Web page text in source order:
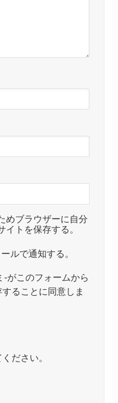
めブラウザーに自分
トを保存する。
ルで通知する。
がこのフォームから
ることに同意しま
ださい。